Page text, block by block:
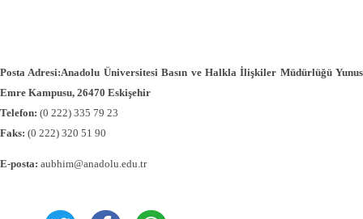
Posta Adresi:Anadolu Üniversitesi Basın ve Halkla İlişkiler Müdürlüğü Yunus
Emre Kampusu, 26470 Eskişehir
Telefon: (0 222) 335 79 23
Faks: (0 222) 320 51 90
E-posta: aubhim@anadolu.edu.tr